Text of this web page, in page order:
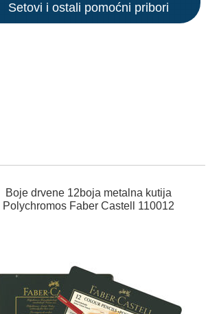
Setovi i ostali pomoćni pribori
Boje drvene 12boja metalna kutija
Polychromos Faber Castell 110012